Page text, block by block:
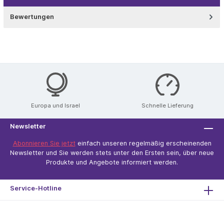
Bewertungen
Europa und Israel Schnelle Lieferung
Newsletter
Abonnieren Sie jetzteinfach unseren regelmäßig erscheinenden
Newsletter und Sie werden stets unter den Ersten sein, über neue
Produkte und Angebote informiert werden.
Service-Hotline